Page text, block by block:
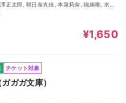
, 阿保まりあ, 高木美佑, 大橋海咲
¥1,650
チケット対象
ガガ文庫）